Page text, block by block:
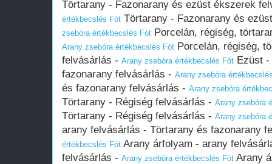
Törtarany - Fazonarany és ezüst ékszerek
értékbecslés Fót Törtarany - Fazonarany és
zsebóra értékbecslés Fót Porcelán, régiség,
Arany zsebóra értékbecslés Fót Porcelán, régiség,
felvásárlás - Arany zsebóra értékbecslés Fót Ezüst -
fazonarany felvásárlás - Arany zsebóra
és fazonarany felvásárlás - Arany zsebóra
Törtarany - Régiség felvásárlás - Arany zsebóra
Törtarany - Régiség felvásárlás - Arany zsebóra
arany felvásárlás - Törtarany és fazonarany
értékbecslés Fót Arany árfolyam - arany
felvásárlás - Arany zsebóra értékbecslés Fót Arany